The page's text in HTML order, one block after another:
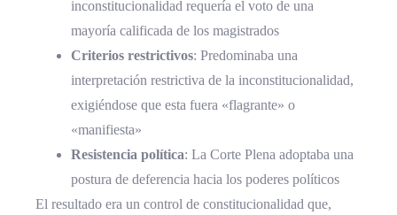
inconstitucionalidad requería el voto de una
mayoría calificada de los magistrados
Criterios restrictivos: Predominaba una
interpretación restrictiva de la inconstitucionalidad,
exigiéndose que esta fuera «flagrante» o
«manifiesta»
Resistencia política: La Corte Plena adoptaba una
postura de deferencia hacia los poderes políticos
El resultado era un control de constitucionalidad que,